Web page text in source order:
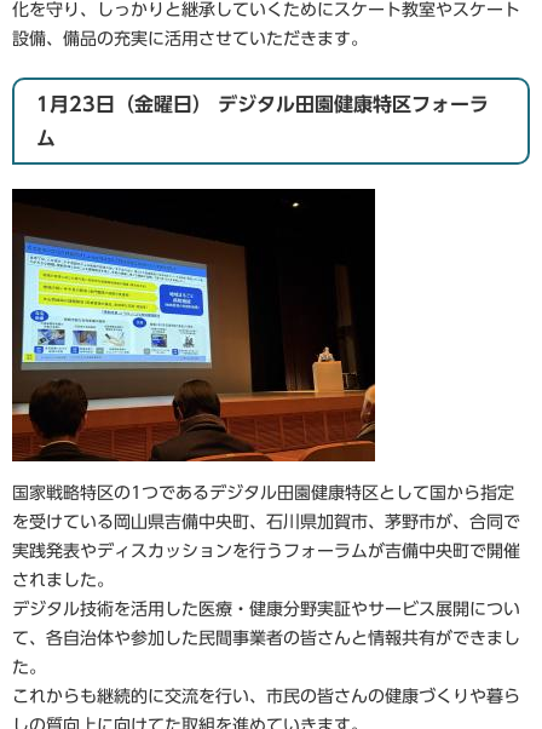
化を守り、しっかりと継承していくためにスケート教室やスケート
設備、備品の充実に活用させていただきます。
1月23日（金曜日） デジタル田園健康特区フォーラ
ム
国家戦略特区の1つであるデジタル田園健康特区として国から指定
を受けている岡山県吉備中央町、石川県加賀市、茅野市が、合同で
実践発表やディスカッションを行うフォーラムが吉備中央町で開催
されました。
デジタル技術を活用した医療・健康分野実証やサービス展開につい
て、各自治体や参加した民間事業者の皆さんと情報共有ができまし
た。
これからも継続的に交流を行い、市民の皆さんの健康づくりや暮ら
しの質向上に向けてた取組を進めていきます。